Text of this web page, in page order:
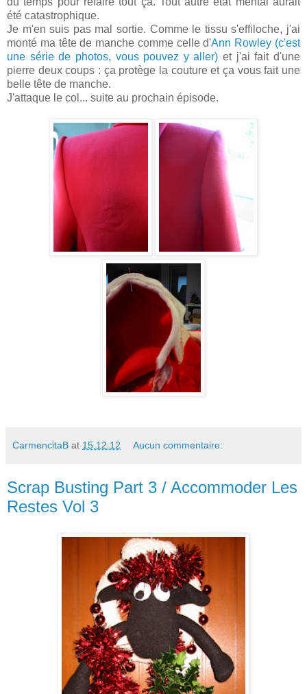
été catastrophique.
Je m'en suis pas mal sortie. Comme le tissu s'effiloche, j'ai
monté ma tête de manche comme celle d'Ann Rowley (c'est
une série de photos, vous pouvez y aller) et j'ai fait d'une
pierre deux coups : ça protège la couture et ça vous fait une
belle tête de manche.
J'attaque le col... suite au prochain épisode.
CarmencitaB at 15.12.12 Aucun commentaire:
Scrap Busting Part 3 / Accommoder Les
Restes Vol 3